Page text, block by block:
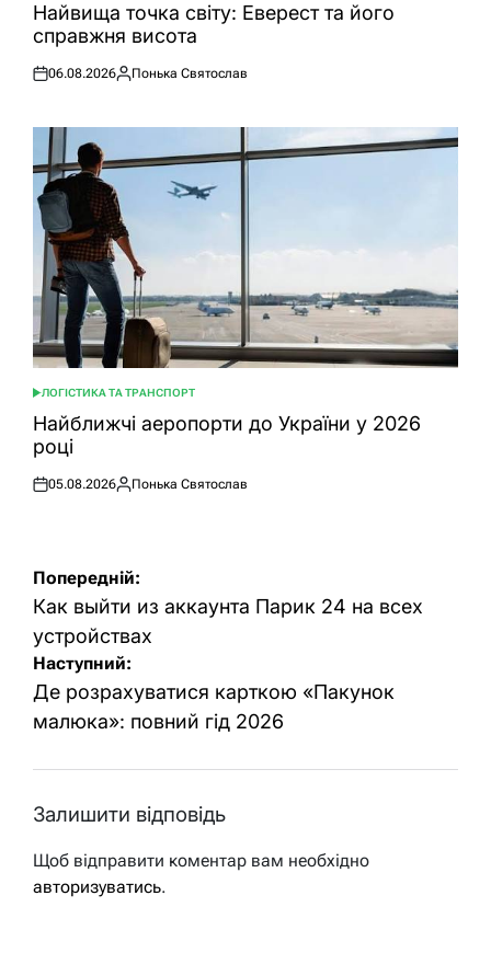
УНайвища точка світу: Еверест та його
справжня висота
Оприлюднено
06.08.2026
Опубліковано
Понька Святослав
ОПУБЛІКУВАТИ
У
ЛОГІСТИКА ТА ТРАНСПОРТ
Найближчі аеропорти до України у 2026
році
Оприлюднено
05.08.2026
Опубліковано
Понька Святослав
Навігація
записів
Попередній:
Как выйти из аккаунта Парик 24 на всех
устройствах
Наступний:
Де розрахуватися карткою «Пакунок
малюка»: повний гід 2026
Залишити відповідь
Щоб відправити коментар вам необхідно
авторизуватись.